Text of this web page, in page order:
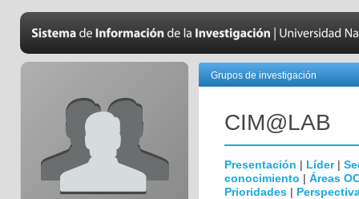
Grupos de investigación
CIM@LAB
Presentación | Líder|
conocimiento | Áreas
Prioridades |